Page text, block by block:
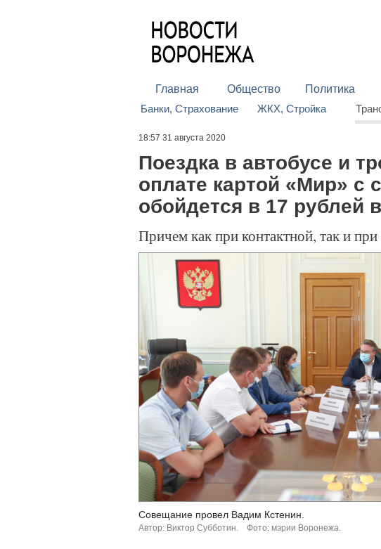
Главная Общество Политика
Банки, Страхование
ЖКХ, Стройка
18:57 31 августа 2020
Поездка в автобусе и
оплате картой «Мир» с
обойдется в 17 рублей
Причем как при контактной, так и при
Совещание провел Вадим Кстенин.
Автор: Виктор Субботин. Фото: мэрии Воронежа.